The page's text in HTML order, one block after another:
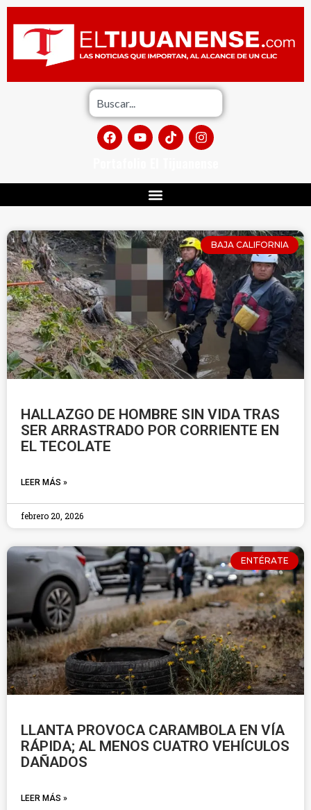
BAJA CALIFORNIA
HALLAZGO DE HOMBRE SIN VIDA TRAS
SER ARRASTRADO POR CORRIENTE EN
EL TECOLATE
LEER MÁS »
febrero 20, 2026
ENTÉRATE
LLANTA PROVOCA CARAMBOLA EN VÍA
RÁPIDA; AL MENOS CUATRO VEHÍCULOS
DAÑADOS
LEER MÁS »